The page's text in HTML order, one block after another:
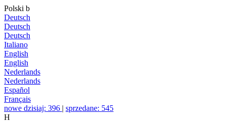
Polski b
Deutsch
Deutsch
Deutsch
Italiano
English
English
Nederlands
Nederlands
Español
Français
nowe dzisiaj: 396 | sprzedane: 545
H